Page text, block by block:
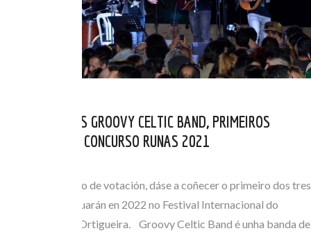
OS ESTREMEÑOS GROOVY CELTIC BAND, PRIMEIROS
FINALISTAS DO CONCURSO RUNAS 2021
Finalizado o prazo de votación, dáse a coñecer o primeiro dos tres
finalistas que actuarán en 2022 no Festival Internacional do
Mundo Celta de Ortigueira. Groovy Celtic Band é unha banda de